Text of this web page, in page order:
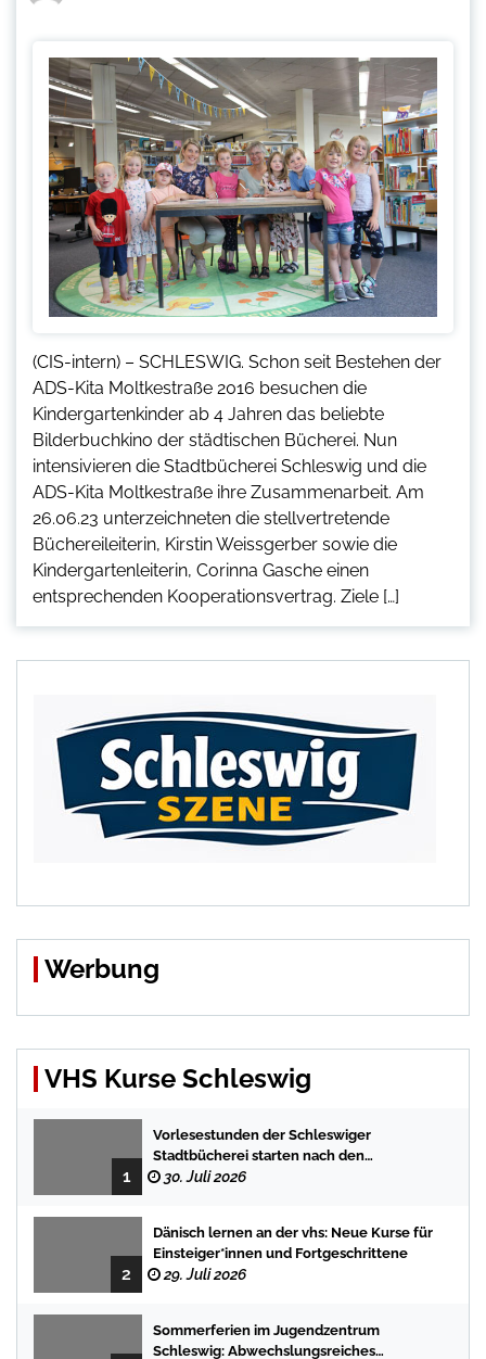
(CIS-intern) – SCHLESWIG. Schon seit Bestehen der
ADS-Kita Moltkestraße 2016 besuchen die
Kindergartenkinder ab 4 Jahren das beliebte
Bilderbuchkino der städtischen Bücherei. Nun
intensivieren die Stadtbücherei Schleswig und die
ADS-Kita Moltkestraße ihre Zusammenarbeit. Am
26.06.23 unterzeichneten die stellvertretende
Büchereileiterin, Kirstin Weissgerber sowie die
Kindergartenleiterin, Corinna Gasche einen
entsprechenden Kooperationsvertrag. Ziele […]
Werbung
VHS Kurse Schleswig
1
Vorlesestunden der Schleswiger
Stadtbücherei starten nach den
Sommerferien mit spannenden
30. Juli 2026
2
Dänisch lernen an der vhs: Neue Kurse für
Einsteiger*innen und Fortgeschrittene
29. Juli 2026
Sommerferien im Jugendzentrum
Schleswig: Abwechslungsreiches